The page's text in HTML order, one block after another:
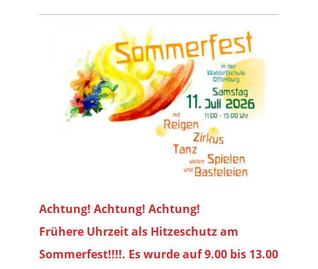
Achtung! Achtung! Achtung!
Frühere Uhrzeit als Hitzeschutz am
Sommerfest!!!!. Es wurde auf 9.00 bis 13.00